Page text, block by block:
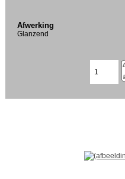
Afwerking
Glanzend